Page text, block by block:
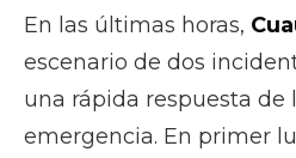
En las últimas horas,
escenario de dos
una rápida respuesta de
emergencia. En primer